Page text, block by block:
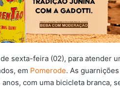
sexta-feira (02), para atender
em Pomerode. As
com uma bicicleta branca,